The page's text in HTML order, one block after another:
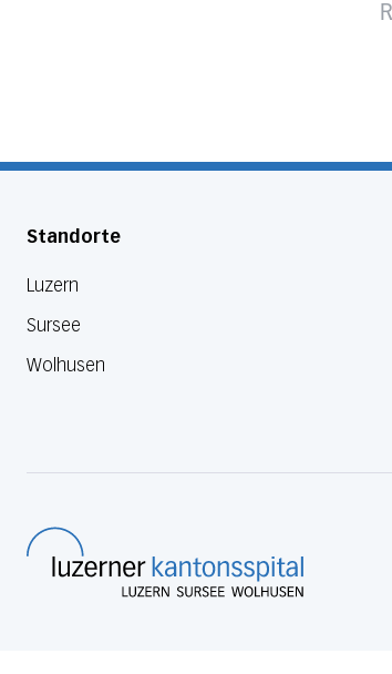
Standorte
Luzern
Sursee
Wolhusen